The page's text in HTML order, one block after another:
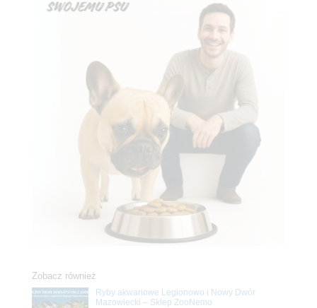
Zobacz również
Ryby akwariowe Legionowo i Nowy Dwór
Mazowiecki – Sklep ZooNemo